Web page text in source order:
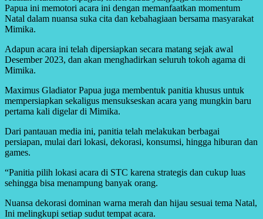
Papua ini memotori acara ini dengan memanfaatkan momentum
Natal dalam nuansa suka cita dan kebahagiaan bersama masyarakat
Mimika.
Adapun acara ini telah dipersiapkan secara matang sejak awal
Desember 2023, dan akan menghadirkan seluruh tokoh agama di
Mimika.
Maximus Gladiator Papua juga membentuk panitia khusus untuk
mempersiapkan sekaligus mensukseskan acara yang mungkin baru
pertama kali digelar di Mimika.
Dari pantauan media ini, panitia telah melakukan berbagai
persiapan, mulai dari lokasi, dekorasi, konsumsi, hingga hiburan dan
games.
“Panitia pilih lokasi acara di STC karena strategis dan cukup luas
sehingga bisa menampung banyak orang.
Nuansa dekorasi dominan warna merah dan hijau sesuai tema Natal,
Ini melingkupi setiap sudut tempat acara.